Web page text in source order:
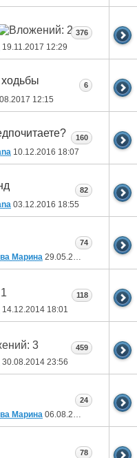
19.11.2017 12:29
376
ходьбы
12:15
6
10.12.2016 18:07
160
03.12.2016 18:55
82
Марина 29.05.2015
74
14.12.2014 18:01
118
30.08.2014 23:56
459
Марина 06.08.2014
24
78